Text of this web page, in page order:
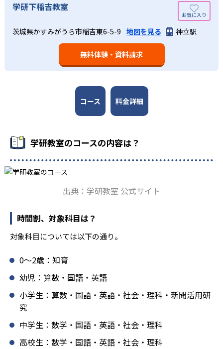
週2回の教室学習と毎日の家庭学習
学研教室では、週2回の教室学習と毎日の家庭学習（宿題学
習）の相乗効果を活かす形で生徒の学力向上を進める。週2
回の教室学習において指導者は、生徒の様子を観察しなが
ら学習指導と学習管理を実施。教室学習日以外の日のため
に自宅学習用の教材も提供し、学習の習慣化と学力の定着
を図っている。進度が早い子供は先取り学習も可能だ。
学研教室では、小学生については、1回の学習時間を30～
50分程度と設定している。この時間設定は、子どもが集中
して学習できる時間が通常「学年×10分±10分」と考えら
れていることに由来するものだ。この限界を超えて勉強し
ても学習の効果は上がらないと学研教室は考え、単なる長
時間学習よりくり返し学習の効果を重視している。そのた
学研教室が持つ最大のメリットは、学研の教材開発ノウハ
ウを結集して制作した学習教材を使用している点だ。この
教材は、学習指導要領の内容を全てカバーしており、学校
の勉強がよくわかるというもの。基礎から応用まで、少し
固めから先取り学習まで対応している。算数と国語を重視
すると共に、幼児・小学校低学年から外国語活動の学習に
も対応。中学校英語の準備や高校入試向けの英語力育成に
学研教室の先生は、研修会や勉強会で日々指導スキルを研
鑽している。「子どもたちに学ぶ喜びを」「自信を」「生
きる力を」という理念のもとで生徒一人ひとりに向き合っ
ており、生徒それぞれの「できるところ」「良いところ」
導により生徒の「やる気」を引き出し、無理のない学習と
報にも精通しており、学習相談や教育相談、保護者とのコ
ミュニケーションにも対応している。
学研教室では、楽しく生き生きと学ぶことも重視してい
知・情・意のバランスのとれた生徒の育成を推進。「教室
でのあいさつ」「くつ・かばんの整とん」といったしつけ
面の指導も実施し、全人的な教育に取り組んでいる点も、
メリットと言えるだろう。
学研教室のデメリットとしては、基礎をより重視している
分、生徒によっては物足りなく感じる可能性がある点だろ
学研下稲吉教室
茨城県かすみがうら市稲吉東6-5-9 地図を見る 神立駅
無料体験・資料請求
コース 料金詳細
学研教室のコースの内容は？
出典：学研教室 公式サイト
時間割、対象科目は？
対象科目については以下の通り。
0〜2歳：知育
幼児：算数・国語・英語
小学生：算数・国語・英語・社会・理科・新聞活用研
究
中学生：数学・国語・英語・社会・理科
高校生：数学・国語・英語・社会・理科